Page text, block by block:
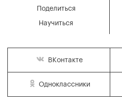
Поделиться
Научиться
ВКонтакте
Одноклассники